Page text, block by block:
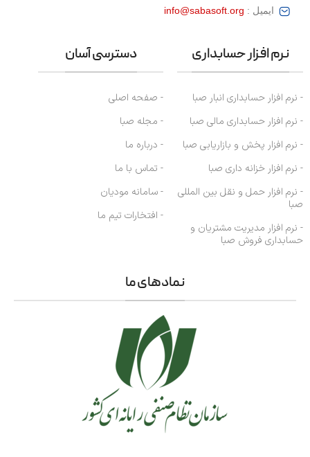
ایمیل : info@sabasoft.org
نرم افزار حسابداری
- نرم افزار حسابداری انبار صبا
- نرم افزار حسابداری مالی صبا
- نرم افزار پخش و بازاریابی صبا
- نرم افزار خزانه داری صبا
- نرم افزار حمل و نقل بین المللی
صبا
- نرم افزار مدیریت مشتریان و
حسابداری فروش صبا
دسترسی آسان
- صفحه اصلی
- مجله صبا
- درباره ما
- تماس با ما
- سامانه مودیان
- افتخارات تیم ما
نمادهای ما